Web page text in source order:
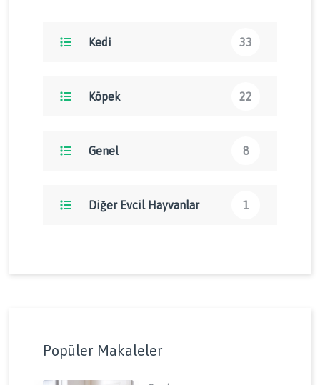
Kedi 33
Köpek 22
Genel 8
Diğer Evcil Hayvanlar 1
Popüler Makaleler